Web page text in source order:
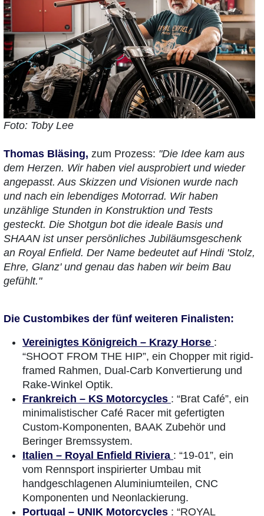
Foto: Toby Lee
Thomas Bläsing, zum Prozess: "Die Idee kam aus
dem Herzen. Wir haben viel ausprobiert und wieder
angepasst. Aus Skizzen und Visionen wurde nach
und nach ein lebendiges Motorrad. Wir haben
unzählige Stunden in Konstruktion und Tests
gesteckt. Die Shotgun bot die ideale Basis und
SHAAN ist unser persönliches Jubiläumsgeschenk
an Royal Enfield. Der Name bedeutet auf Hindi 'Stolz,
Ehre, Glanz' und genau das haben wir beim Bau
gefühlt."
Die Custombikes der fünf weiteren Finalisten:
Vereinigtes Königreich – Krazy Horse :
“SHOOT FROM THE HIP”, ein Chopper mit rigid-
framed Rahmen, Dual-Carb Konvertierung und
Rake-Winkel Optik.
Frankreich – KS Motorcycles : “Brat Café”, ein
minimalistischer Café Racer mit gefertigten
Custom-Komponenten, BAAK Zubehör und
Beringer Bremssystem.
Italien – Royal Enfield Riviera : “19-01”, ein
vom Rennsport inspirierter Umbau mit
handgeschlagenen Aluminiumteilen, CNC
Komponenten und Neonlackierung.
Portugal – UNIK Motorcycles : “ROYAL